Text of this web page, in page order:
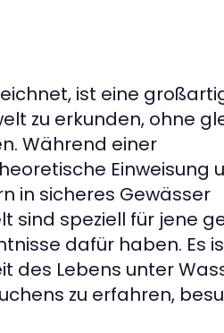
ist eine
zu erkunden, ohne
Während einer
Einweisung
in sicheres Gewässer
sind speziell für jene
dafür haben. Es
des Lebens unter
zu erfahren,